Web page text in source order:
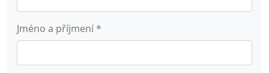
Jméno a příjmení*